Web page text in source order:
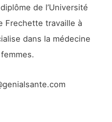
de l’Université
Frechette travaille à
dans la médecine